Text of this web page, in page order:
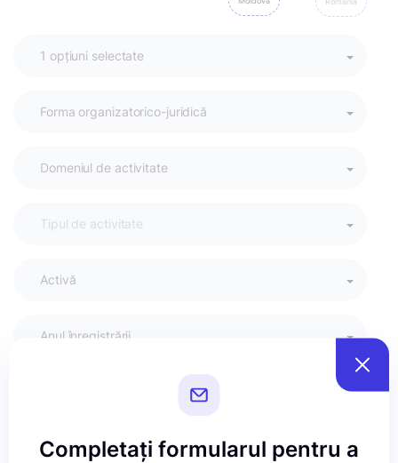
Activă
Anul înregistrării
Completați formularul pentru a